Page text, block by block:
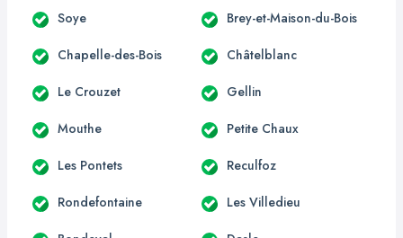
Soye Brey-et-Maison-du-Bois
Chapelle-des-Bois Châtelblanc
Le Crouzet Gellin
Mouthe Petite Chaux
Les Pontets Reculfoz
Rondefontaine Les Villedieu